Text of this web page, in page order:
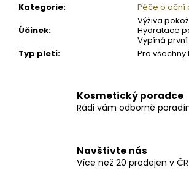
Kategorie:
Péče o oční
Účinek:
Výživa
Hydratace
Vypíná
Typ pleti: Pro všechny
Kosmetický poradce
Rádi vám odborně
Navštivte nás
Více než 20 prodejen v ČR